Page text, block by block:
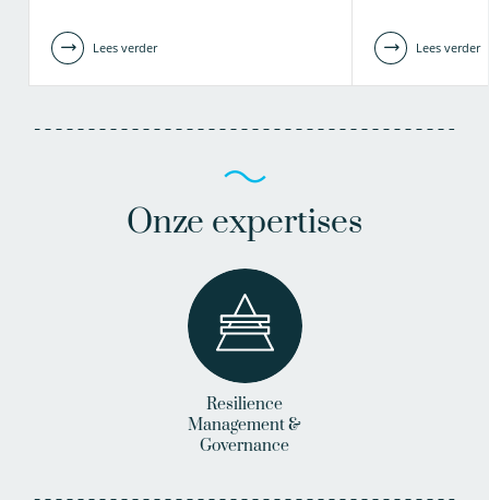
Lees verder Lees verder
Onze expertises
Resilience
Management &
Governance